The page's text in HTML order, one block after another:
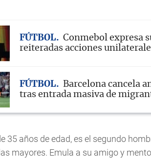
FÚTBOL
Conmebol expresa
reiteradas acciones
FÚTBOL
Barcelona cancela
tras entrada masiva de
35 años de edad, es el segundo
mayores. Emula a su amigo y